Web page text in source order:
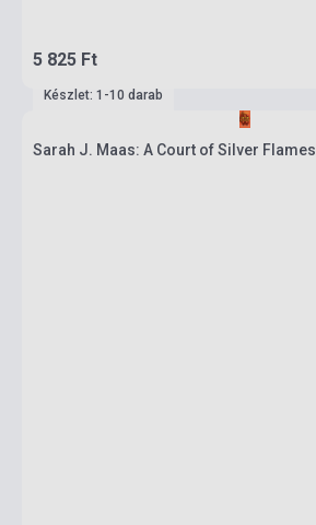
5 825 Ft
Készlet: 1-10 darab
Sarah J. Maas: A Court of Silver Flames